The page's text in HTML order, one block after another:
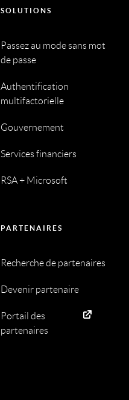
SOLUTIONS
Passez au mode sans mot
de passe
Authentification
multifactorielle
Gouvernement
Services financiers
RSA + Microsoft
PARTENAIRES
Recherche de partenaires
Devenir partenaire
Portail des
partenaires